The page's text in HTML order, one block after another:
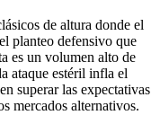
de altura donde el
planteo defensivo que
es un volumen alto de
ataque estéril infla el
superar las expectativas
mercados alternativos.